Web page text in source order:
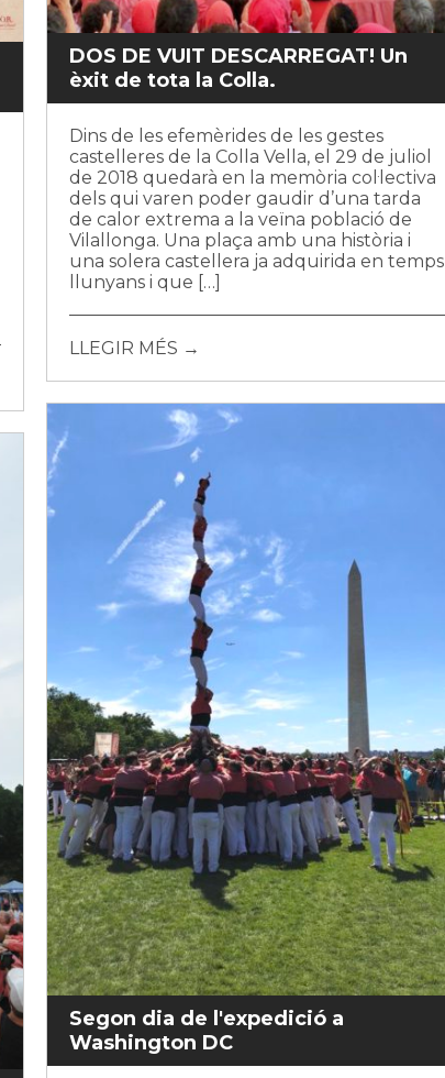
DOS DE VUIT DESCARREGAT! Un
èxit de tota la Colla.
Dins de les efemèrides de les gestes
castelleres de la Colla Vella, el 29 de juliol
de 2018 quedarà en la memòria col·lectiva
dels qui varen poder gaudir d’una tarda
de calor extrema a la veïna població de
Vilallonga. Una plaça amb una història i
una solera castellera ja adquirida en temps
llunyans i que […]
LLEGIR MÉS →
Segon dia de l'expedició a
Washington DC